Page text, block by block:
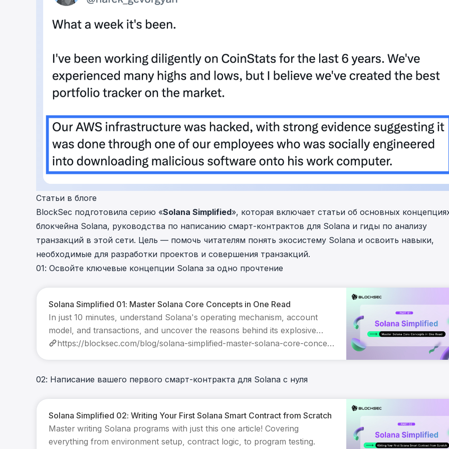
Статьи в блоге
BlockSec подготовила серию «Solana Simplified», которая включает статьи об основных
блокчейна Solana, руководства по написанию смарт-контрактов для Solana и гиды по анализу
транзакций в этой сети. Цель — помочь читателям понять экосистему Solana и освоить навыки,
необходимые для разработки проектов и совершения транзакций.
01: Освойте ключевые концепции Solana за одно прочтение
Solana Simplified 01: Master Solana Core Concepts in One Read
In just 10 minutes, understand Solana's operating mechanism, account
model, and transactions, and uncover the reasons behind its explosive
growth.
https://blocksec.com/blog/solana-simplified-master-solana-core-concepts-in-one-read
02: Написание вашего первого смарт-контракта для Solana с нуля
Solana Simplified 02: Writing Your First Solana Smart Contract from Scratch
Master writing Solana programs with just this one article! Covering
everything from environment setup, contract logic, to program testing.